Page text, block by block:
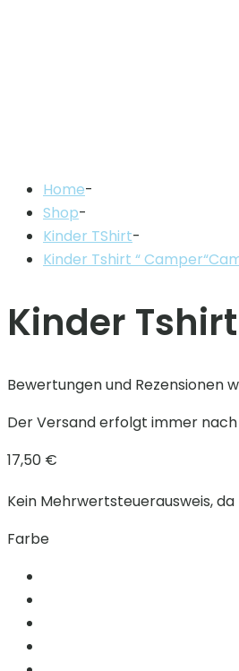
Home-
Shop-
Kinder TShirt-
Kinder Tshirt “
Kinder
Bewertungen und Rezensionen
Der Versand erfolgt immer nach
17,50 €
Kein Mehrwertsteuerausweis,
Farbe